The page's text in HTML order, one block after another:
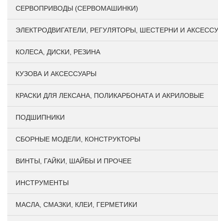
СЕРВОПРИВОДЫ (СЕРВОМАШИНКИ)
ЭЛЕКТРОДВИГАТЕЛИ, РЕГУЛЯТОРЫ, ШЕСТЕРНИ И
КОЛЕСА, ДИСКИ, РЕЗИНА
КУЗОВА И АКСЕССУАРЫ
КРАСКИ ДЛЯ ЛЕКСАНА, ПОЛИКАРБОНАТА И АКРИЛОВЫЕ
ПОДШИПНИКИ
CБОРНЫЕ МОДЕЛИ, КОНСТРУКТОРЫ
ВИНТЫ, ГАЙКИ, ШАЙБЫ И ПРОЧЕЕ
ИНСТРУМЕНТЫ
МАСЛА, СМАЗКИ, КЛЕИ, ГЕРМЕТИКИ